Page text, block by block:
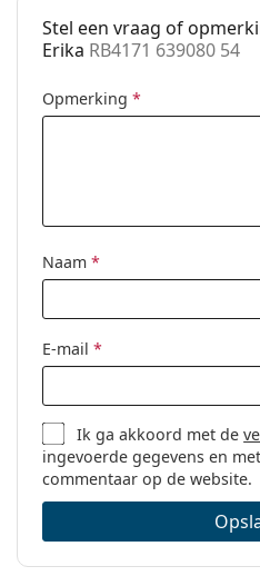
Stel een vraag of
Erika RB4171 639080 54
Opmerking *
Naam *
E-mail *
Ik ga akkoord met de
ingevoerde gegevens en
commentaar op de website.